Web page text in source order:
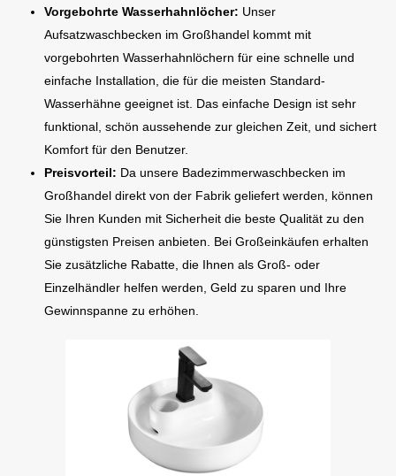
Vorgebohrte Wasserhahnlöcher: Unser
Aufsatzwaschbecken im Großhandel kommt mit
vorgebohrten Wasserhahnlöchern für eine schnelle und
einfache Installation, die für die meisten Standard-
Wasserhähne geeignet ist. Das einfache Design ist sehr
funktional, schön aussehende zur gleichen Zeit, und sichert
Komfort für den Benutzer.
Preisvorteil: Da unsere Badezimmerwaschbecken im
Großhandel direkt von der Fabrik geliefert werden, können
Sie Ihren Kunden mit Sicherheit die beste Qualität zu den
günstigsten Preisen anbieten. Bei Großeinkäufen erhalten
Sie zusätzliche Rabatte, die Ihnen als Groß- oder
Einzelhändler helfen werden, Geld zu sparen und Ihre
Gewinnspanne zu erhöhen.